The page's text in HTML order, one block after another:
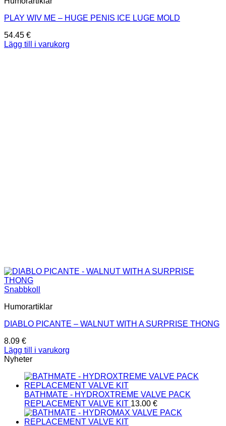
PLAY WIV ME – HUGE PENIS ICE LUGE MOLD
54.45 €
Lägg till i varukorg
Snabbkoll
Humorartiklar
DIABLO PICANTE – WALNUT WITH A SURPRISE THONG
8.09 €
Lägg till i varukorg
Nyheter
BATHMATE - HYDROXTREME VALVE PACK
REPLACEMENT VALVE KIT 13.00 €